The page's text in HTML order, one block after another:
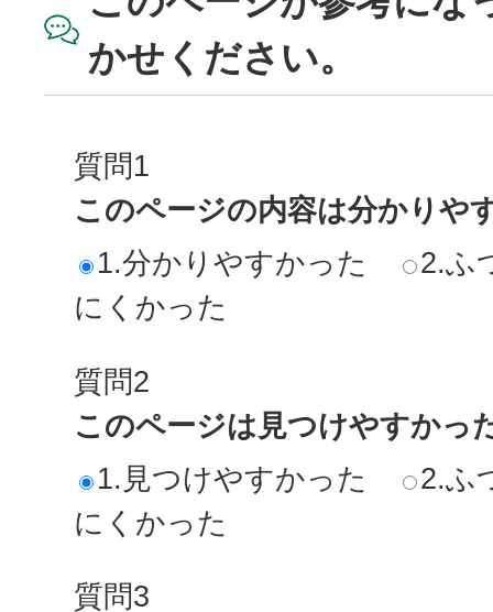
かせください。
質問1
このページの内容は分かりや
1.分かりやすかった
2.ふ
にくかった
質問2
このページは見つけやすかっ
1.見つけやすかった
2.ふ
にくかった
質問3